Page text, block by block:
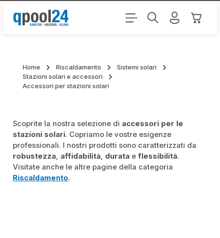
Passa al contenuto principale Il
Home Riscaldamento
Sistemi solari
Stazioni solari e accessori
Accessori per stazioni solari
Scoprite la nostra selezione di accessori per le
stazioni solari. Copriamo le vostre esigenze
professionali. I nostri prodotti sono caratterizzati da
robustezza, affidabilità, durata eflessibilità.
Visitate anche le altre pagine della categoria
Riscaldamento.